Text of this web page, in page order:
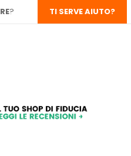
? TI SERVE AIUTO?